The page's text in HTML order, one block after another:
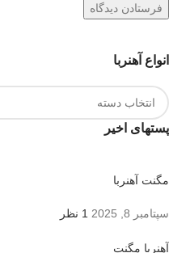
انواع آهنربا
پستهای اخیر
مگنت آهنربا
سپتامبر 8, 2025 1 نظر
آهنربا مگنت